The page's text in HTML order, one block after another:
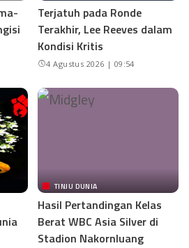
Terjatuh pada Ronde
Terakhir, Lee Reeves dalam
Kondisi Kritis
4 Agustus 2026 | 09:54
TINJU DUNIA
Hasil Pertandingan Kelas
Berat WBC Asia Silver di
Stadion Nakornluang